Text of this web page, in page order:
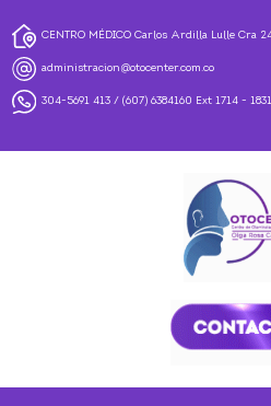
CENTRO MÉDICO Carlos Ardilla Lulle Cra
administracion@otocenter.com.co
304-5691 413/ (607) 6384160 Ext 1714 -